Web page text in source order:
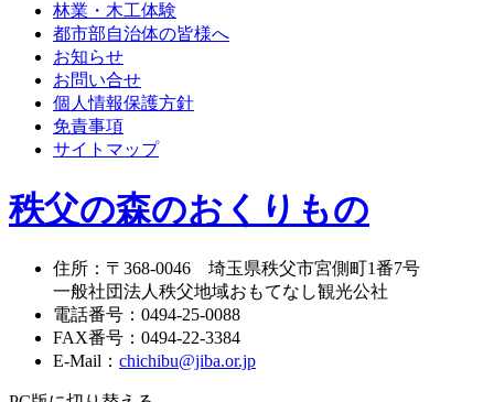
林業・木工体験
都市部自治体の皆様へ
お知らせ
お問い合せ
個人情報保護方針
免責事項
サイトマップ
秩父の森のおくりもの
住所 ： 〒368-0046 埼玉県秩父市宮側町1番7号
一般社団法人秩父地域おもてなし観光公社
電話番号 ： 0494-25-0088
FAX番号 ： 0494-22-3384
E-Mail ： chichibu@jiba.or.jp